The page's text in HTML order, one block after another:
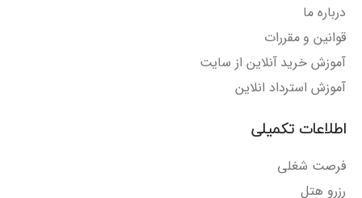
درباره ما
قوانین و مقررات
آموزش خرید آنلاین از سایت
آموزش استرداد انلاین
اطلاعات تکمیلی
فرصت شغلی
رزرو هتل